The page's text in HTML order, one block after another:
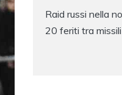
Raid russi nella
20 feriti tra